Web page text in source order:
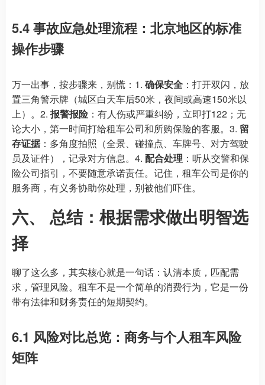
5.4 事故应急处理流程：北京地区的标准
操作步骤
万一出事，按步骤来，别慌：1. 确保安全 ：打开双闪，放
置三角警示牌（城区白天车后50米，夜间或高速150米以
上）。2. 报警报险：有人伤或严重纠纷，立即打122；无
论大小，第一时间打给租车公司和所购保险的客服。3. 留
存证据：多角度拍照（全景、碰撞点、车牌号、对方驾驶
员及证件），记录对方信息。4. 配合处理 ：听从交警和保
险公司指引，不要随意承诺责任。记住，租车公司是你的
服务商，有义务协助你处理，别被他们吓住。
六、 总结：根据需求做出明智选
择
聊了这么多，其实核心就是一句话：认清本质，匹配需
求，管理风险。租车不是一个简单的消费行为，它是一份
带有法律和财务责任的短期契约。
6.1 风险对比总览：商务与个人租车风险
矩阵